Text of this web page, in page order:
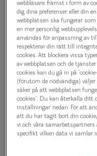
500 kr
Grön
Bågstorlek
XS
Upp till 119 mm
Osäker på vilken
webbläsare, främst i form av
dig, dina preferenser, eller din
webbplatsen ska fungerar
en mer personlig
användas för anpassning av
respekterar din rätt till
cookies. Att blockera vissa
av webbplatsen och de
cookies kan du gå in på
(förutom de nödvändiga) väljer
säker på att webbplatsen
cookies”. Du kan återkalla ditt
inställningar’ nedan. För att
att du har tagit bort din
vi och våra
specifikt vilken data vi samlar